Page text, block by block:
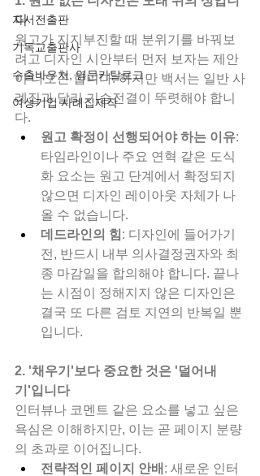
자서전출판
기독교출판사
수출바우처, 영문카탈로그
여성기업 사례집제작
다
원고가 지지부진할 때 분위기를 바꿔보
려고 디자인 시안부터 먼저 보자는 제안
이 나오곤 합니다. 하지만 백서는 일반 사
례집과 달리 기승전결이 뚜렷해야 합니
다.
원고 확정이 선행되어야 하는 이유:
타임라인이나 주요 연혁 같은 도식
화 요소는 원고 단계에서 확정되지
않으면 디자인 레이아웃 자체가 나
올 수 없습니다.
데드라인의 힘 : 디자인에 들어가기
전, 반드시 내부 의사결정권자와 최
종 마감일을 합의해야 합니다. 끝나
는 시점이 정해지지 않은 디자인은
결국 또 다른 검토 지연의 반복일 뿐
입니다.
2. '채우기'보다 중요한 것은 '덜어내
기'입니다
인터뷰나 코멘트 같은 요소를 넣고 싶은
욕심은 이해하지만, 이는 곧 페이지 분량
의 초과로 이어집니다.
전략적인 페이지 안배 : 새로운 인터